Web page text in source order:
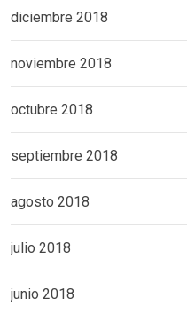
diciembre 2018
noviembre 2018
octubre 2018
septiembre 2018
agosto 2018
julio 2018
junio 2018